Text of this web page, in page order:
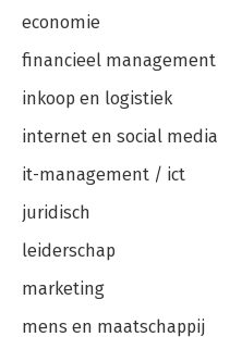
economie
financieel management
inkoop en logistiek
internet en social media
it-management / ict
juridisch
leiderschap
marketing
mens en maatschappij